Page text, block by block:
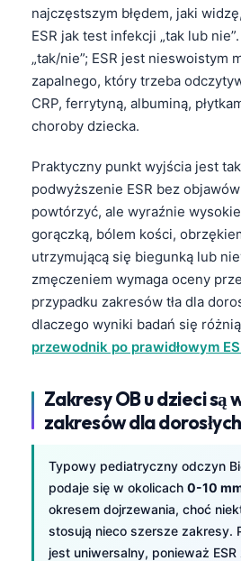
najczęstszym błędem, jaki
ESR jak test infekcji „tak lub
„tak/nie”; ESR jest nieswoistym
zapalnego, który trzeba
CRP, ferrytyną, albuminą,
choroby dziecka.
Praktyczny punkt wyjścia jest
podwyższenie ESR bez
powtórzyć, ale wyraźnie
gorączką, bólem kości,
utrzymującą się biegunką lub
zmęczeniem wymaga oceny
przypadku zakresów tła dla
dlaczego wyniki badań się
przewodnik po prawidłowym
Zakresy OB u dzieci są
zakresów dla dorosłych
Typowy pediatryczny odczyn
podaje się w okolicach 0-10
okresem dojrzewania, choć
stosują nieco szersze zakresy.
jest uniwersalny, ponieważ